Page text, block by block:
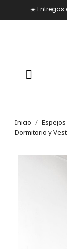
☀️ Entregas
Inicio
Dormitorio y